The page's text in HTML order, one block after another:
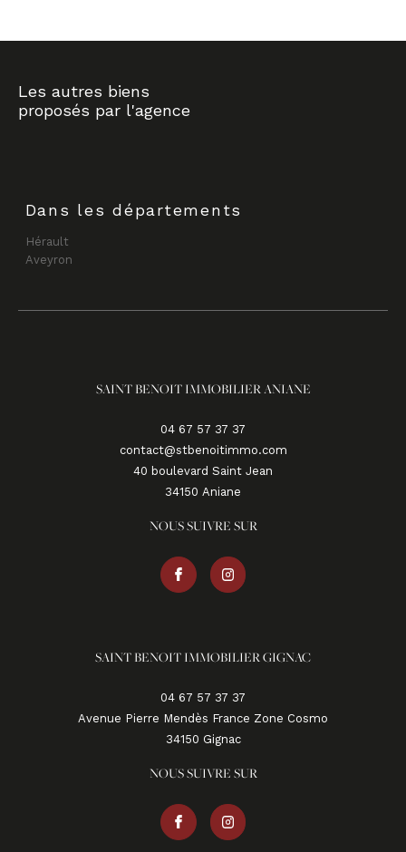
Les autres biens
proposés par l'agence
Dans les départements
Hérault
Aveyron
SAINT BENOIT IMMOBILIER ANIANE
04 67 57 37 37
contact@stbenoitimmo.com
40 boulevard Saint Jean
34150
aniane
NOUS SUIVRE SUR
SAINT BENOIT IMMOBILIER GIGNAC
04 67 57 37 37
Avenue Pierre Mendès France Zone Cosmo
34150
gignac
NOUS SUIVRE SUR